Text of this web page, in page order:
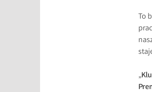
To
„